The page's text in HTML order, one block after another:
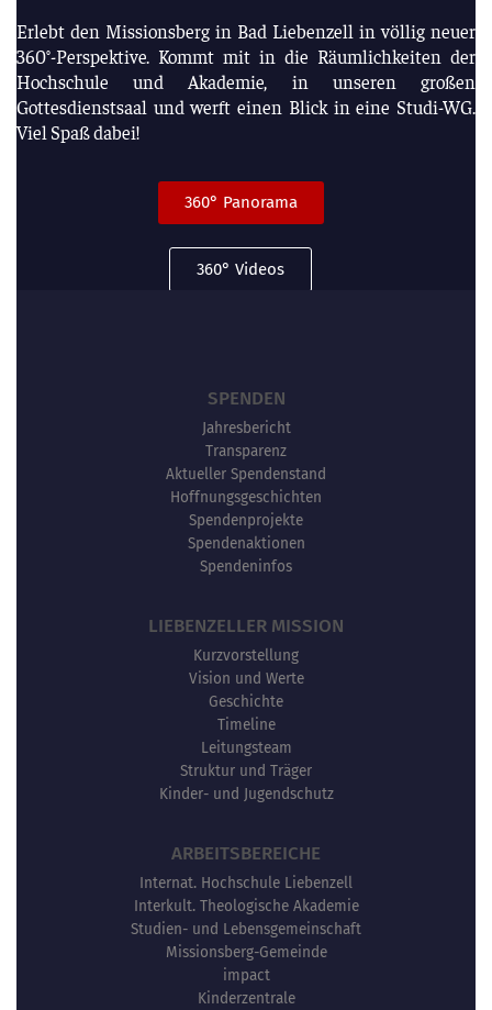
Erlebt den Missionsberg in Bad Liebenzell in völlig neuer
360°-Perspektive. Kommt mit in die Räumlichkeiten der
Hochschule und Akademie, in unseren großen
Gottesdienstsaal und werft einen Blick in eine Studi-WG.
Viel Spaß dabei!
360° Panorama
360° Videos
SPENDEN
Jahresbericht
Transparenz
Aktueller Spendenstand
Hoffnungsgeschichten
Spendenprojekte
Spendenaktionen
Spendeninfos
LIEBENZELLER MISSION
Kurzvorstellung
Vision und Werte
Geschichte
Timeline
Leitungsteam
Struktur und Träger
Kinder- und Jugendschutz
ARBEITSBEREICHE
Internat. Hochschule Liebenzell
Interkult. Theologische Akademie
Studien- und Lebensgemeinschaft
Missionsberg-Gemeinde
impact
Kinderzentrale